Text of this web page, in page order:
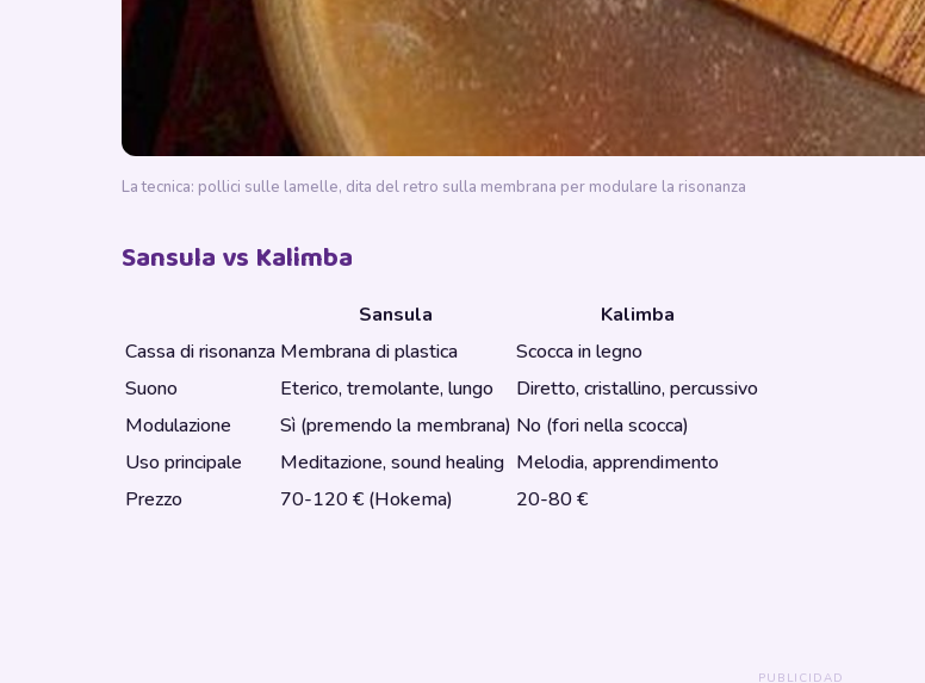
La tecnica: pollici sulle lamelle, dita del retro sulla membrana per modulare la risonanza
Sansula vs Kalimba
Sansula
Kalimba
Cassa di risonanza Membrana di plastica
Scocca in legno
Suono
Eterico, tremolante, lungo
Diretto, cristallino, percussivo
Modulazione
Sì (premendo la membrana) No (fori nella scocca)
Uso principale
Meditazione, sound healing Melodia, apprendimento
Prezzo
70-120 € (Hokema) 20-80 €